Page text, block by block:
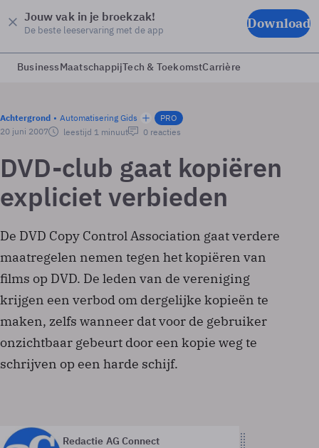
Jouw vak in je broekzak!
De beste leeservaring met de app Download
BusinessMaatschappijTech & ToekomstCarrière
Achtergrond Automatisering Gids
PRO
20 juni 2007
leestijd 1 minuut 0 reacties
DVD-club gaat kopiëren
expliciet verbieden
De DVD Copy Control Association gaat verdere
maatregelen nemen tegen het kopiëren van
films op DVD. De leden van de vereniging
krijgen een verbod om dergelijke kopieën te
maken, zelfs wanneer dat voor de gebruiker
onzichtbaar gebeurt door een kopie weg te
schrijven op een harde schijf.
Redactie AG Connect